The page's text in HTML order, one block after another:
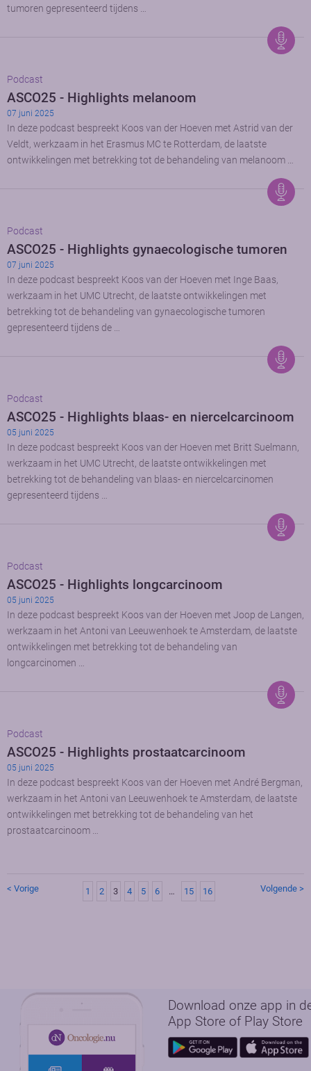
tumoren gepresenteerd tijdens …
Podcast
ASCO25 - Highlights melanoom
07 juni 2025
In deze podcast bespreekt Koos van der Hoeven met Astrid van der
Veldt, werkzaam in het Erasmus MC te Rotterdam, de laatste
ontwikkelingen met betrekking tot de behandeling van melanoom …
Podcast
ASCO25 - Highlights gynaecologische tumoren
07 juni 2025
In deze podcast bespreekt Koos van der Hoeven met Inge Baas,
werkzaam in het UMC Utrecht, de laatste ontwikkelingen met
betrekking tot de behandeling van gynaecologische tumoren
gepresenteerd tijdens de …
Podcast
ASCO25 - Highlights blaas- en niercelcarcinoom
05 juni 2025
In deze podcast bespreekt Koos van der Hoeven met Britt Suelmann,
werkzaam in het UMC Utrecht, de laatste ontwikkelingen met
betrekking tot de behandeling van blaas- en niercelcarcinomen
gepresenteerd tijdens …
Podcast
ASCO25 - Highlights longcarcinoom
05 juni 2025
In deze podcast bespreekt Koos van der Hoeven met Joop de Langen,
werkzaam in het Antoni van Leeuwenhoek te Amsterdam, de laatste
ontwikkelingen met betrekking tot de behandeling van
longcarcinomen …
Podcast
ASCO25 - Highlights prostaatcarcinoom
05 juni 2025
In deze podcast bespreekt Koos van der Hoeven met André Bergman,
werkzaam in het Antoni van Leeuwenhoek te Amsterdam, de laatste
ontwikkelingen met betrekking tot de behandeling van het
prostaatcarcinoom …
< Vorige 1 2 3 4 5 6 … 15 16 Volgende >
Download onze app in
App Store of Play Store